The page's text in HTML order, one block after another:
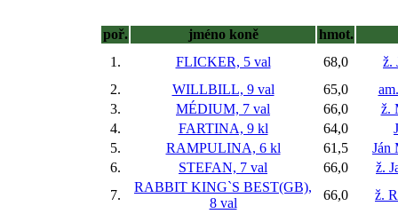
poř. jméno koně
hmot.
1.
FLICKER, 5 val 68,0
ž.
2.
WILLBILL, 9 val 65,0
3.
MÉDIUM, 7 val 66,0
ž.
4.
FARTINA, 9 kl 64,0
5.
RAMPULINA, 6 kl 61,5
Ján
6.
STEFAN, 7 val 66,0
ž.
7.
RABBIT KING`S BEST(GB),
8 val
66,0
ž.